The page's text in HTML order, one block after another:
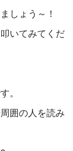
しょう～！
いてみてくだ
。
囲の人を読み